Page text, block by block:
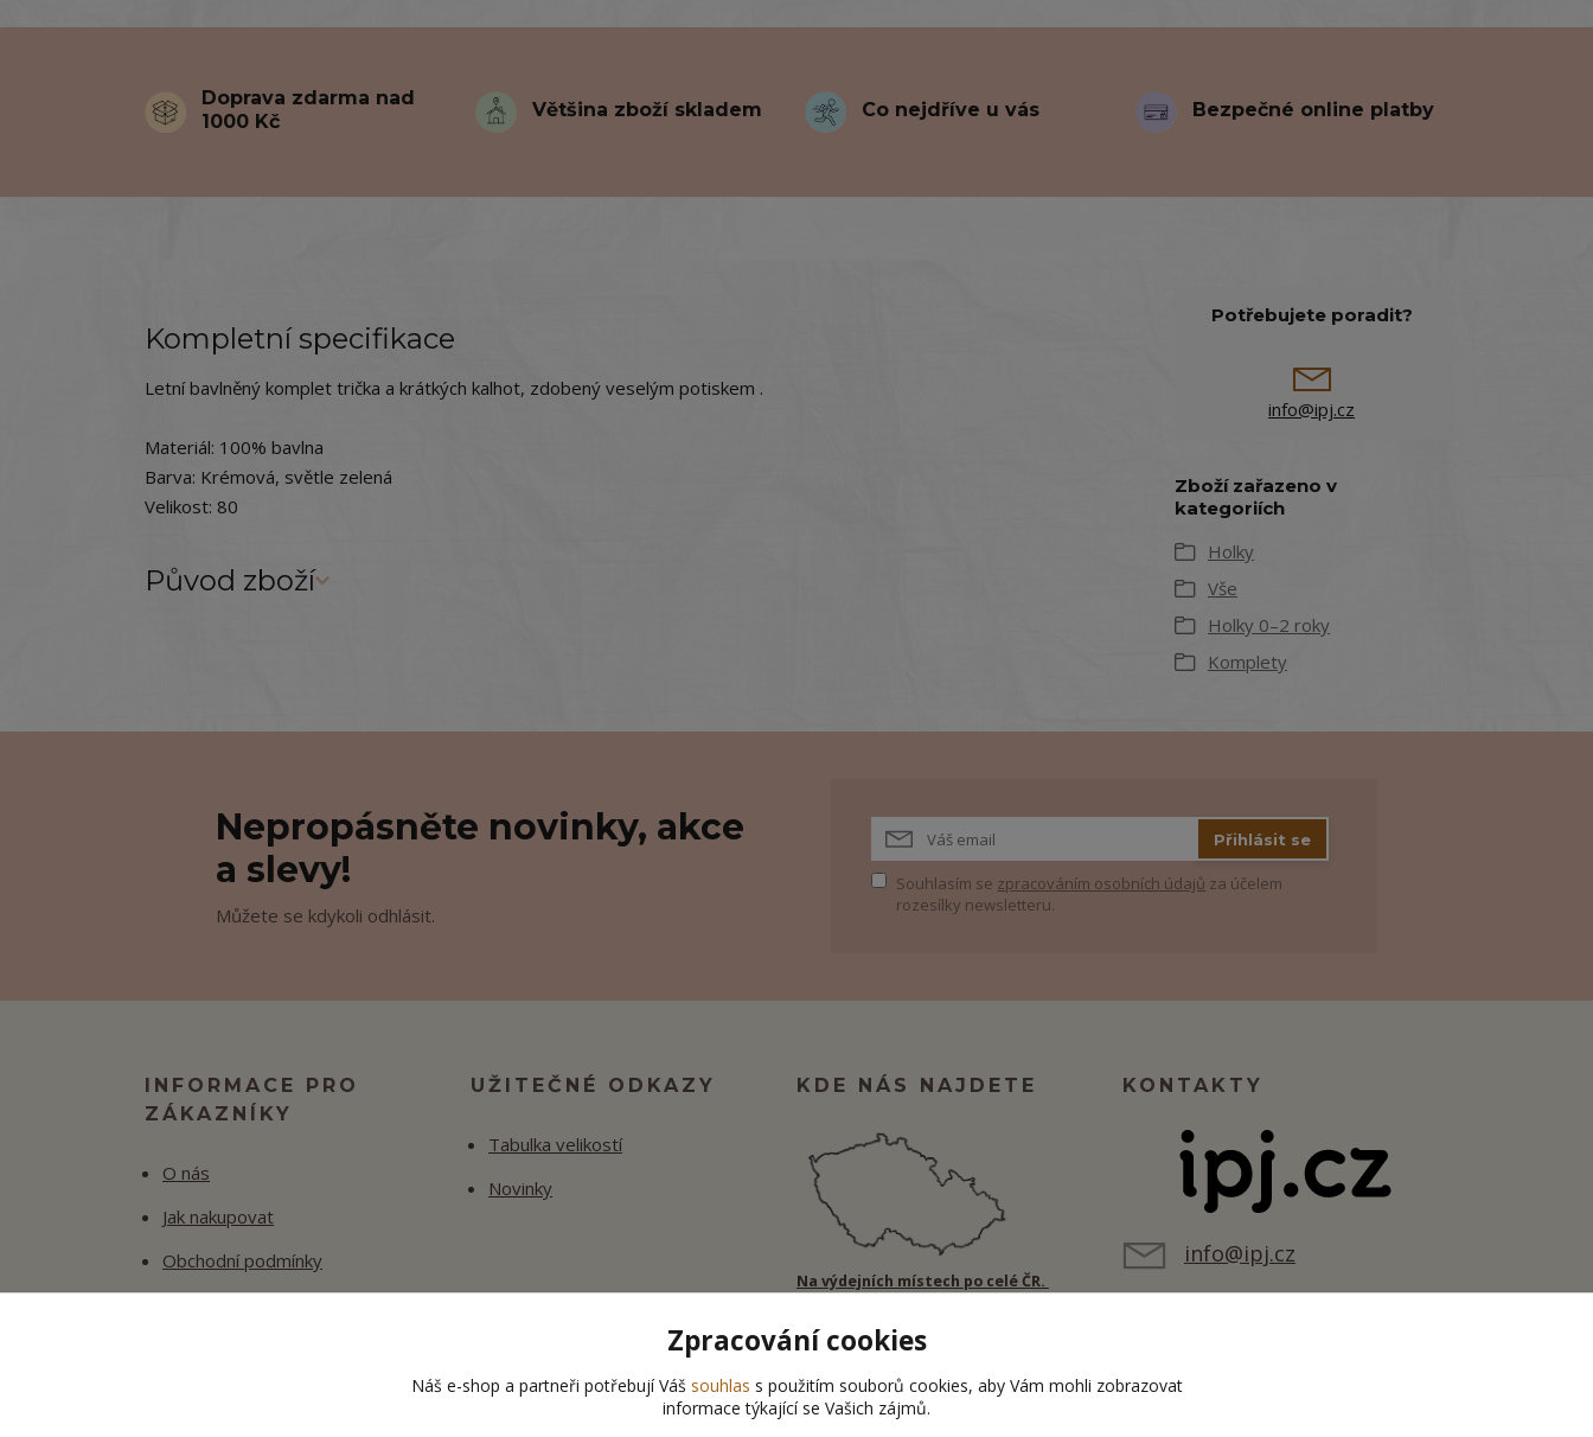
Doprava zdarma nad
1000 Kč
Většina zboží skladem Co nejdříve u vás Bezpečné online platby
Kompletní specifikace
Letní bavlněný komplet trička a krátkých kalhot, zdobený veselým potiskem .
Materiál: 100% bavlna
Barva: Krémová, světle zelená
Velikost: 80
Původ zboží
Potřebujete poradit?
info@ipj.cz
Zboží zařazeno v
kategoriích
Holky
Vše
Holky 0–2 roky
Komplety
Nepropásněte novinky, akce
a slevy!
Můžete se kdykoli odhlásit.
Přihlásit se
Souhlasím se zpracováním osobních údajů za účelem
rozesílky newsletteru.
INFORMACE PRO
ZÁKAZNÍKY
O nás
Jak nakupovat
Obchodní podmínky
UŽITEČNÉ ODKAZY
Tabulka velikostí
Novinky
KDE NÁS NAJDETE
Na výdejních místech po celé ČR.
KONTAKTY
info@ipj.cz
Zpracování cookies
Náš e-shop a partneři potřebují Váš souhlas s použitím souborů cookies, aby Vám mohli zobrazovat
informace týkající se Vašich zájmů.